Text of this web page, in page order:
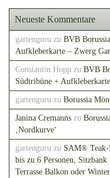
Neueste Kommentare
gartenguru zu BVB
Aufkleberkarte – Zwerg
Constantin Hopp zu BVB
Südtribüne +
gartenguru zu Borussia
Janina Cremanns zu
‚Nordkurve‘
gartenguru zu SAM® Teak-
bis zu 6 Personen,
Terrasse Balkon oder